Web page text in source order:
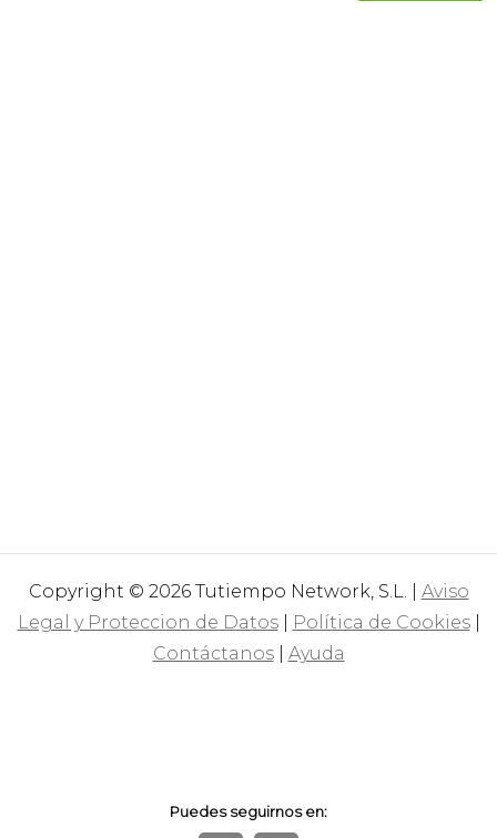
Copyright © 2026 Tutiempo Network, S.L. | Aviso
Legal y Proteccion de Datos| Política de Cookies|
Contáctanos| Ayuda
Puedes seguirnos en: